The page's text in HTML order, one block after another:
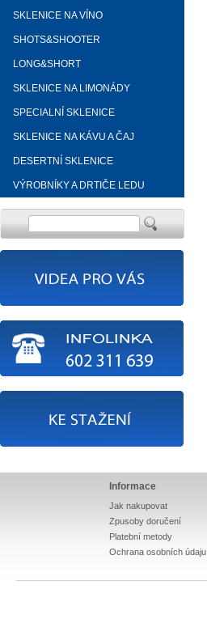
SKLENICE NA VÍNO
SHOTS&SHOOTER
LONG&SHORT
SKLENICE NA LIMONÁDY
SPECIALNÍ SKLENICE
SKLENICE NA KÁVU A ČAJ
DESERTNÍ SKLENICE
VÝROBNÍKY A DRTIČE LEDU
Informace
Jak nakupovat
Zpusoby doručení
Platební metody
Ochrana osobních údaju